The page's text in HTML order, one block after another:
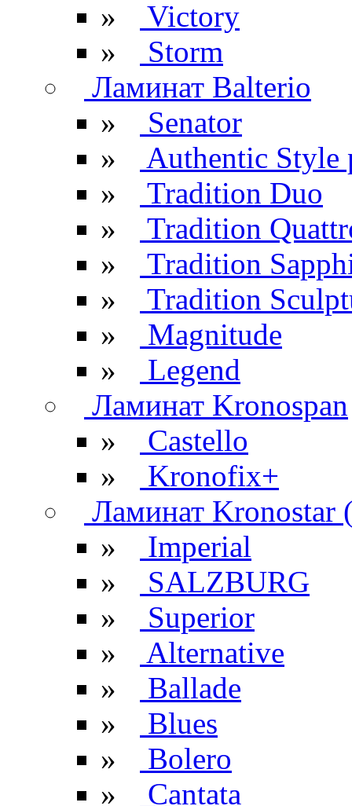
»
Victory
»
Storm
Ламинат Balterio
»
Senator
»
Authentic Style
»
Tradition Duo
»
Tradition
»
Tradition
»
Tradition
»
Magnitude
»
Legend
Ламинат Kronospan
»
Castello
»
Kronofix+
Ламинат Kronostar
»
Imperial
»
SALZBURG
»
Superior
»
Alternative
»
Ballade
»
Blues
»
Bolero
»
Cantata